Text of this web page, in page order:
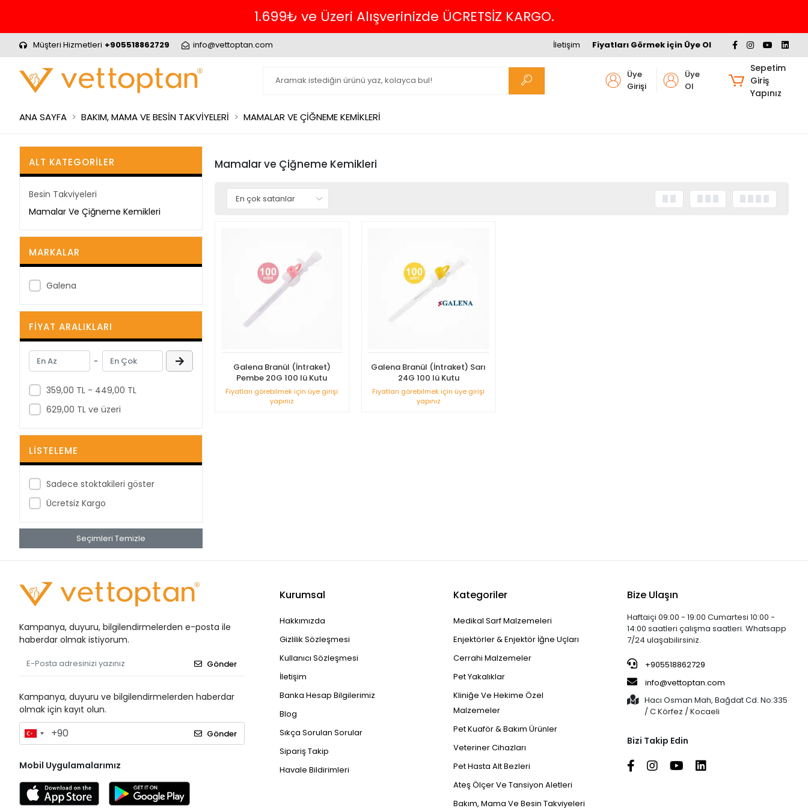
1.699₺ ve Üzeri Alışverinizde ÜCRETSİZ KARGO.
Müşteri Hizmetleri +905518862729 info@vettoptan.com Fiyatları Görmek için Üye Ol
İletişim
Üye
Girişi
Üye
Ol
Sepetim
Giriş
Yapınız
ANA SAYFA BAKIM, MAMA VE BESİN TAKVİYELERİ MAMALAR VE ÇİĞNEME KEMİKLERİ
ALT KATEGORILER
Besin Takviyeleri
Mamalar Ve Çiğneme Kemikleri
MARKALAR
Galena
FIYAT ARALIKLARI
-
359,00 TL - 449,00 TL
629,00 TL ve üzeri
LISTELEME
Sadece stoktakileri göster
Ücretsiz Kargo
Seçimleri Temizle
Mamalar ve Çiğneme Kemikleri
Galena Branül (İntraket)
Pembe 20G 100 lü Kutu
Fiyatları görebilmek için üye girişi
yapınız
Galena Branül (İntraket) Sarı
24G 100 lü Kutu
Fiyatları görebilmek için üye girişi
yapınız
Kampanya, duyuru, bilgilendirmelerden e-posta ile
haberdar olmak istiyorum.
Gönder
Kampanya, duyuru ve bilgilendirmelerden haberdar
olmak için kayıt olun.
Gönder
Mobil Uygulamalarımız
Kurumsal
Hakkımızda
Gizlilik Sözleşmesi
Kullanıcı Sözleşmesi
İletişim
Banka Hesap Bilgilerimiz
Blog
Sıkça Sorulan Sorular
Sipariş Takip
Havale Bildirimleri
Kategoriler
Medikal Sarf Malzemeleri
Enjektörler & Enjektör İğne Uçları
Cerrahi Malzemeler
Pet Yakalıklar
Kliniğe Ve Hekime Özel
Malzemeler
Pet Kuaför & Bakım Ürünler
Veteriner Cihazları
Pet Hasta Alt Bezleri
Ateş Ölçer Ve Tansiyon Aletleri
Bakım, Mama Ve Besin Takviyeleri
Bize Ulaşın
Haftaiçi 09:00 - 19:00 Cumartesi 10:00 -
14:00 saatleri çalışma saatleri. Whatsapp
7/24 ulaşabilirsiniz.
+905518862729
info@vettoptan.com
Hacı Osman Mah, Bağdat Cd. No:335
/ C Körfez / Kocaeli
Bizi Takip Edin